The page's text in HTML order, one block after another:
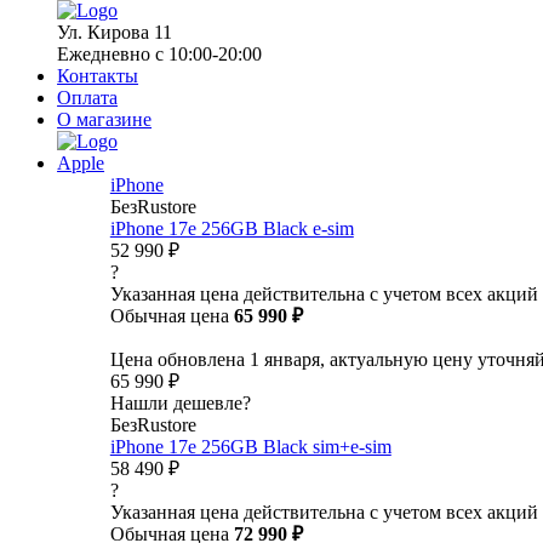
Ул. Кирова 11
Ежедневно с 10:00-20:00
Контакты
Оплата
О магазине
Apple
iPhone
БезRustore
iPhone 17e 256GB Black e-sim
52 990 ₽
?
Указанная цена действительна с учетом всех акций
Обычная цена 65 990 ₽
Цена обновлена 1 января, актуальную цену
65 990 ₽
Нашли дешевле?
БезRustore
iPhone 17e 256GB Black sim+e-sim
58 490 ₽
?
Указанная цена действительна с учетом всех акций
Обычная цена 72 990 ₽